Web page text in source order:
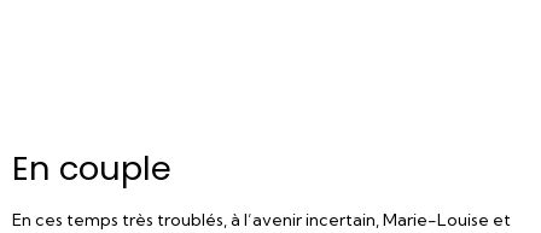
En couple
En ces temps très troublés, à l’avenir incertain, Marie-Louise et